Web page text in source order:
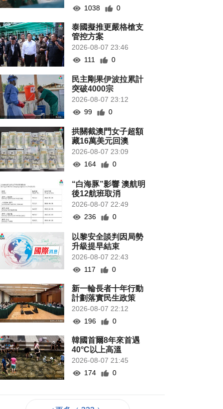
1038
0
泰國擬推更嚴格槍支
管控方案
2026-08-07 23:46
111
0
民主剛果伊波拉累計
突破4000宗
2026-08-07 23:12
99
0
拱關截澳門女子超額
藏16萬美元回澳
2026-08-07 23:09
164
0
“白海豚”影響 澳航明
後12航班取消
2026-08-07 22:49
236
0
以黎安全談判因局勢
升級提早結束
2026-08-07 22:43
117
0
新一輪長者十年行動
計劃落實民生政策
2026-08-07 22:12
196
0
韓國首爾8年來首遇
40°C以上高溫
2026-08-07 21:45
174
0